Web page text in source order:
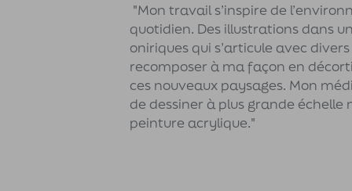
"Mon travail s’inspire de
quotidien. Des illustrations dans
oniriques qui s’articule avec
recomposer à ma façon en
ces nouveaux paysages. Mon
de dessiner à plus grande
peinture acrylique."